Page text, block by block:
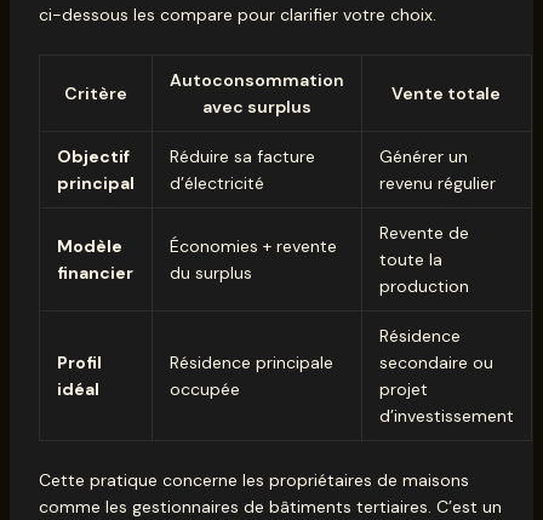
ci-dessous les compare pour clarifier votre choix.
Critère
Autoconsommation
avec surplus
Vente totale
Objectif
principal
Réduire sa facture
d’électricité
Générer un
revenu régulier
Modèle
financier
Économies + revente
du surplus
Revente de
toute la
production
Profil
idéal
Résidence principale
occupée
Résidence
secondaire ou
projet
d’investissement
Cette pratique concerne les propriétaires de maisons
comme les gestionnaires de bâtiments tertiaires. C’est un